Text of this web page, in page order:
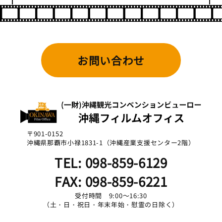
お問い合わせ
〒901-0152
沖縄県那覇市小禄1831-1（沖縄産業支援センター2階）
TEL: 098-859-6129
FAX: 098-859-6221
受付時間 9:00～16:30
（土・日・祝日・年末年始・慰霊の日除く）